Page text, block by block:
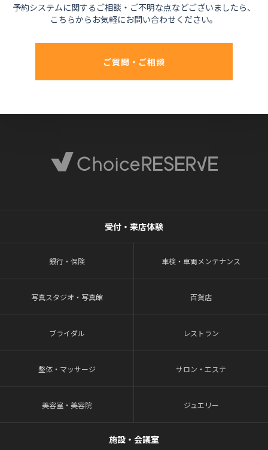
予約システムに関するご相談・ご不明な点などございましたら、
こちらからお気軽にお問い合わせください。
ご質問・ご相談
受付・来店体験
銀行・保険 車検・車両メンテナンス
写真スタジオ・写真館 百貨店
ブライダル レストラン
整体・マッサージ サロン・エステ
美容室・美容院 ジュエリー
施設・会議室